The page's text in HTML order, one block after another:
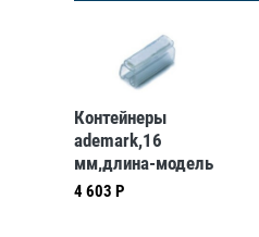
Контейнеры
ademark,16
мм,длина-модель
3, AC-3-L16, в
4 603 Р